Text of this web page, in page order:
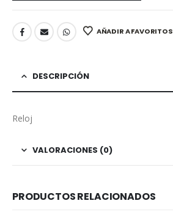
AÑADIR A FAVORITOS
DESCRIPCIÓN
Reloj
VALORACIONES (0)
PRODUCTOS RELACIONADOS